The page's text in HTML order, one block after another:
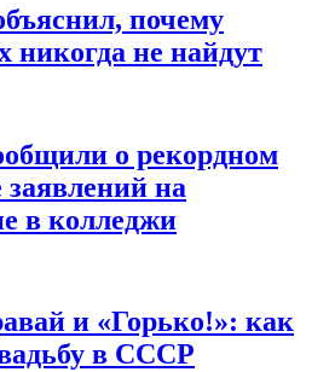
почему
никогда не найдут
о рекордном
заявлений на
в колледжи
и «Горько!»: как
в СССР